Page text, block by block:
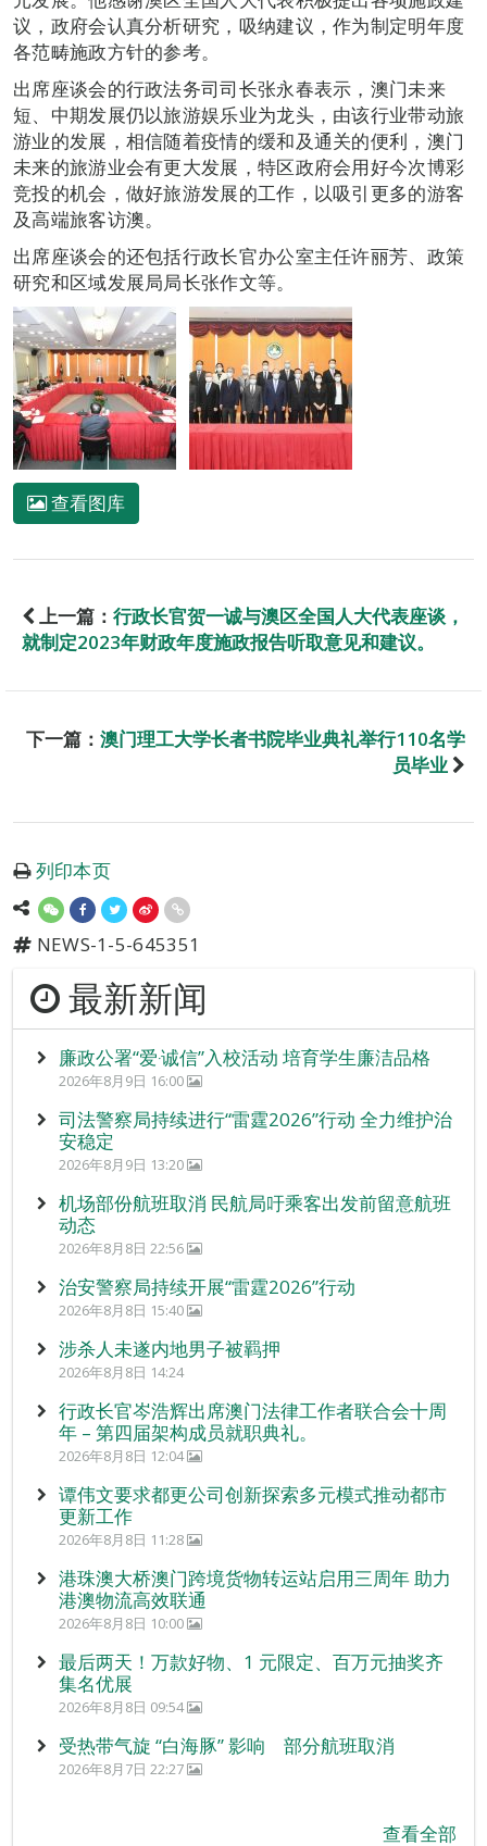
议，政府会认真分析研究，吸纳建议，作为制定明年度
各范畴施政方针的参考。
出席座谈会的行政法务司司长张永春表示，澳门未来
短、中期发展仍以旅游娱乐业为龙头，由该行业带动旅
游业的发展，相信随着疫情的缓和及通关的便利，澳门
未来的旅游业会有更大发展，特区政府会用好今次博彩
竞投的机会，做好旅游发展的工作，以吸引更多的游客
及高端旅客访澳。
出席座谈会的还包括行政长官办公室主任许丽芳、政策
研究和区域发展局局长张作文等。
查看图库
上一篇： 行政长官贺一诚与澳区全国人大代表座谈，
就制定2023年财政年度施政报告听取意见和建议。
下一篇： 澳门理工大学长者书院毕业典礼举行110名学
员毕业
列印本页
NEWS-1-5-645351
最新新闻
廉政公署“爱‧诚信”入校活动 培育学生廉洁品格
2026年8月9日 16:00
司法警察局持续进行“雷霆2026”行动 全力维护治
安稳定
2026年8月9日 13:20
机场部份航班取消 民航局吁乘客出发前留意航班
动态
2026年8月8日 22:56
治安警察局持续开展“雷霆2026”行动
2026年8月8日 15:40
涉杀人未遂内地男子被羁押
2026年8月8日 14:24
行政长官岑浩辉出席澳门法律工作者联合会十周
年 – 第四届架构成员就职典礼。
2026年8月8日 12:04
谭伟文要求都更公司创新探索多元模式推动都市
更新工作
2026年8月8日 11:28
港珠澳大桥澳门跨境货物转运站启用三周年 助力
港澳物流高效联通
2026年8月8日 10:00
最后两天！万款好物、1 元限定、百万元抽奖齐
集名优展
2026年8月8日 09:54
受热带气旋 “白海豚” 影响 部分航班取消
2026年8月7日 22:27
查看全部